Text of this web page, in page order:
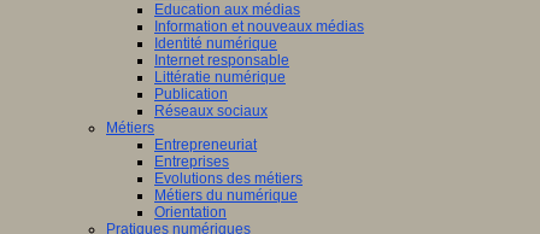
Education aux médias
Information et nouveaux médias
Identité numérique
Internet responsable
Littératie numérique
Publication
Réseaux sociaux
Métiers
Entrepreneuriat
Entreprises
Evolutions des métiers
Métiers du numérique
Orientation
Pratiques numériques